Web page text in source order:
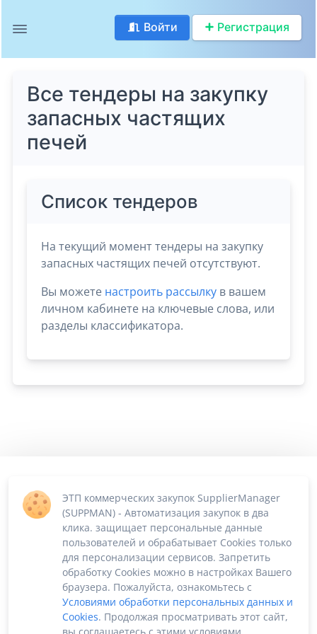
Войти Регистрация
Все тендеры на закупку
запасных частящих
печей
Список тендеров
На текущий момент тендеры на закупку
запасных частящих печей отсутствуют.
Вы можете настроить рассылку в вашем
личном кабинете на ключевые слова, или
разделы классификатора.
ЭТП коммерческих закупок SupplierManager
(SUPPMAN) - Автоматизация закупок в два
клика. защищает персональные данные
пользователей и обрабатывает Cookies только
для персонализации сервисов. Запретить
обработку Cookies можно в настройках Вашего
браузера. Пожалуйста, ознакомьтесь с
Условиями обработки персональных данных и
Cookies. Продолжая просматривать этот сайт,